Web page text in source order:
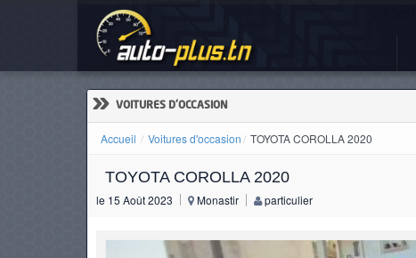
» VOITURES D'OCCASION
Accueil Voitures d'occasion TOYOTA COROLLA 2020
TOYOTA COROLLA 2020
le 15 Août 2023 Monastir particulier
ACTUALITÉS